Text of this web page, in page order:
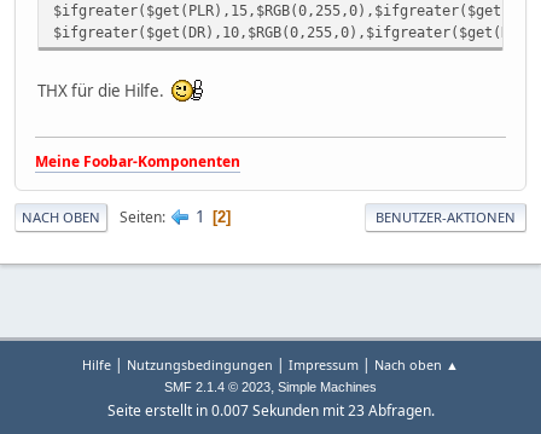
THX für die Hilfe.
Meine Foobar-Komponenten
NACH OBEN Seiten 1 2 BENUTZER-AKTIONEN
Hilfe | Nutzungsbedingungen | Impressum | Nach oben ▲
SMF 2.1.4 © 2023, Simple Machines
Seite erstellt in 0.007 Sekunden mit 23 Abfragen.